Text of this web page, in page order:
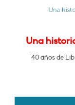
Una
"40 años de